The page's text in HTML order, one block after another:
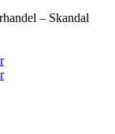
– Skandal